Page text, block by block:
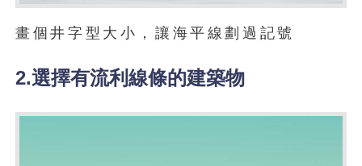
畫個井字型大小，讓海平線劃過記號
2.選擇有流利線條的建築物